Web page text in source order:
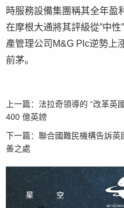
時服務設備集團稱其全年盈
在摩根大通將其評級從”中性
產管理公司M&G Plc逆勢上
前茅。
上一篇： 法拉奇領導的 “改革英
400 億英鎊
下一篇： 聯合國難民機構告訴英
善之處